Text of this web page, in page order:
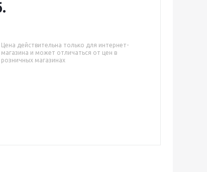
Цена действительна только для интернет-
магазина и может отличаться от цен в
розничных магазинах